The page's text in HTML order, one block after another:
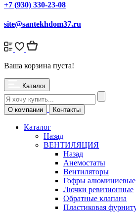
+7 (930) 330-23-08
site@santekhdom37.ru
Ваша корзина пуста!
Каталог
О компании Контакты
Каталог
Назад
ВЕНТИЛЯЦИЯ
Назад
Анемостаты
Вентиляторы
Гофры алюминиевые
Лючки ревизионные
Обратные клапана
Пластиковая